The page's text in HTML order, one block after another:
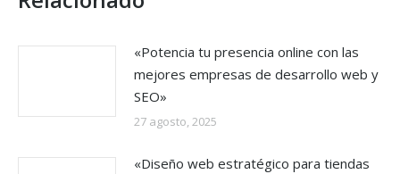
«Potencia tu presencia online con las
mejores empresas de desarrollo web y
SEO»
27 agosto, 2025
«Diseño web estratégico para tiendas